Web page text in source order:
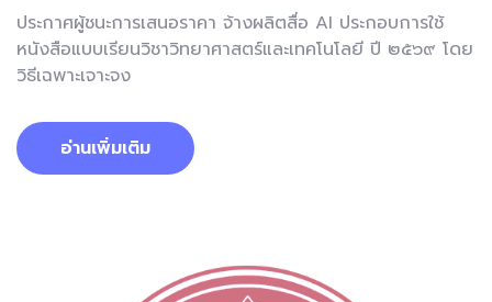
ประกาศผู้ชนะการเสนอราคา จ้างผลิตสื่อ AI ประกอบการใช้
หนังสือแบบเรียนวิชาวิทยาศาสตร์และเทคโนโลยี ปี ๒๕๖๙ โดย
วิธีเฉพาะเจาะจง
อ่านเพิ่มเติม